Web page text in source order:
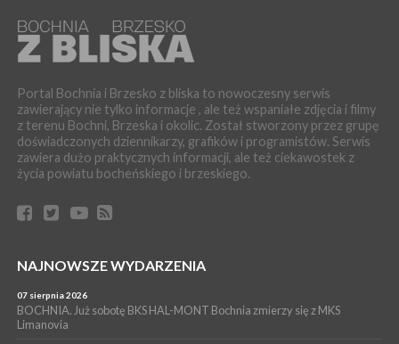
WYDARZENIA
06 sierpnia 2026
BORZĘCIN. Już w najbliższy weekend XIX Borzęckie Święto
PIELGRZYMKA 2026
05 sierpnia 2026
Z BOCHNI NA JASNĄ GÓRĘ. Drugi dzień wędrówki [ZDJĘCIA]
WYDARZENIA
NASZ NEWS. Powstał Komitet Ochrony Ładu
Przestrzennego Miasta Bochnia. To odpowiedź na działania
WYDARZENIA
LIPNICA MUROWANA. Na święcie gminy zagra zespół Kombi
[PROGRAM]
Portal Bochnia i Brzesko z bliska to nowoczesny serwis
zawierający nie tylko informacje , ale też wspaniałe zdjęcia i filmy
z terenu Bochni, Brzeska i okolic. Został stworzony przez grupę
doświadczonych dziennikarzy, grafików i programistów. Serwis
zawiera dużo praktycznych informacji, ale też ciekawostek z
życia powiatu bocheńskiego i brzeskiego.
NAJNOWSZE WYDARZENIA
07 sierpnia 2026
BOCHNIA. Już sobotę BKS HAL-MONT Bochnia zmierzy się z MKS
Limanovia